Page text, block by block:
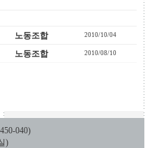
노동조합 2010/10/04
노동조합 2010/08/10
040)
)